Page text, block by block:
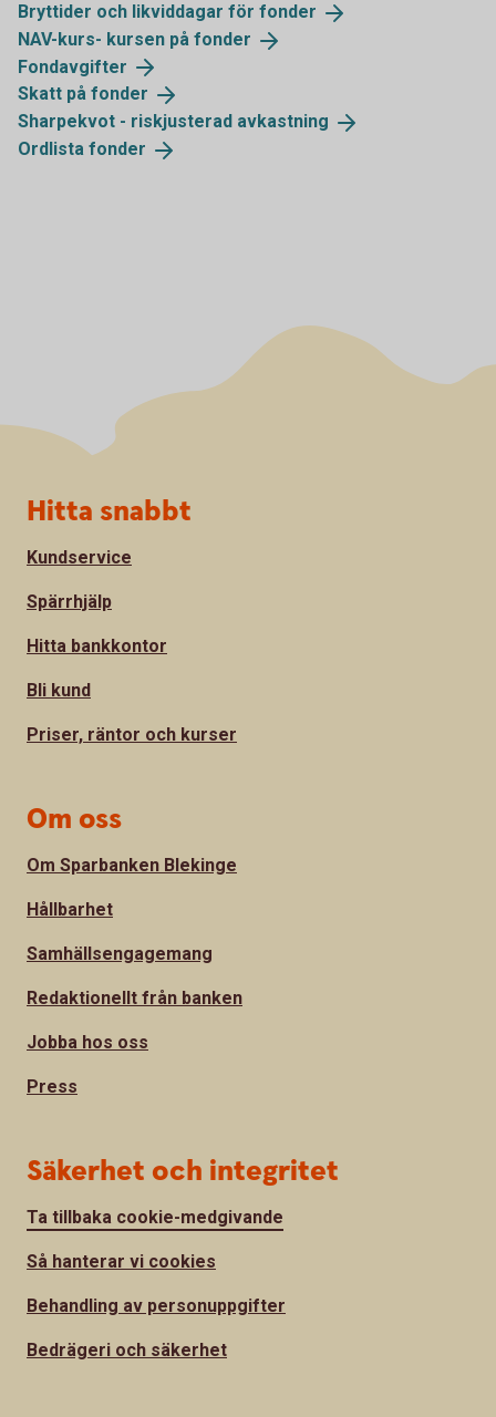
Bryttider och likviddagar för fonder
NAV-kurs- kursen på fonder
Fondavgifter
Skatt på fonder
Sharpekvot - riskjusterad avkastning
Ordlista fonder
Sidfot
Hitta snabbt
Kundservice
Spärrhjälp
Hitta bankkontor
Bli kund
Priser, räntor och kurser
Om oss
Om Sparbanken Blekinge
Hållbarhet
Samhällsengagemang
Redaktionellt från banken
Jobba hos oss
Press
Säkerhet och integritet
Ta tillbaka cookie-medgivande
Så hanterar vi cookies
Behandling av personuppgifter
Bedrägeri och säkerhet